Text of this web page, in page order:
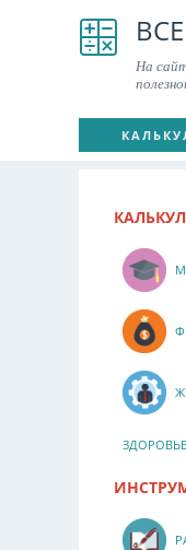
На
ЗДОРОВЬЕ